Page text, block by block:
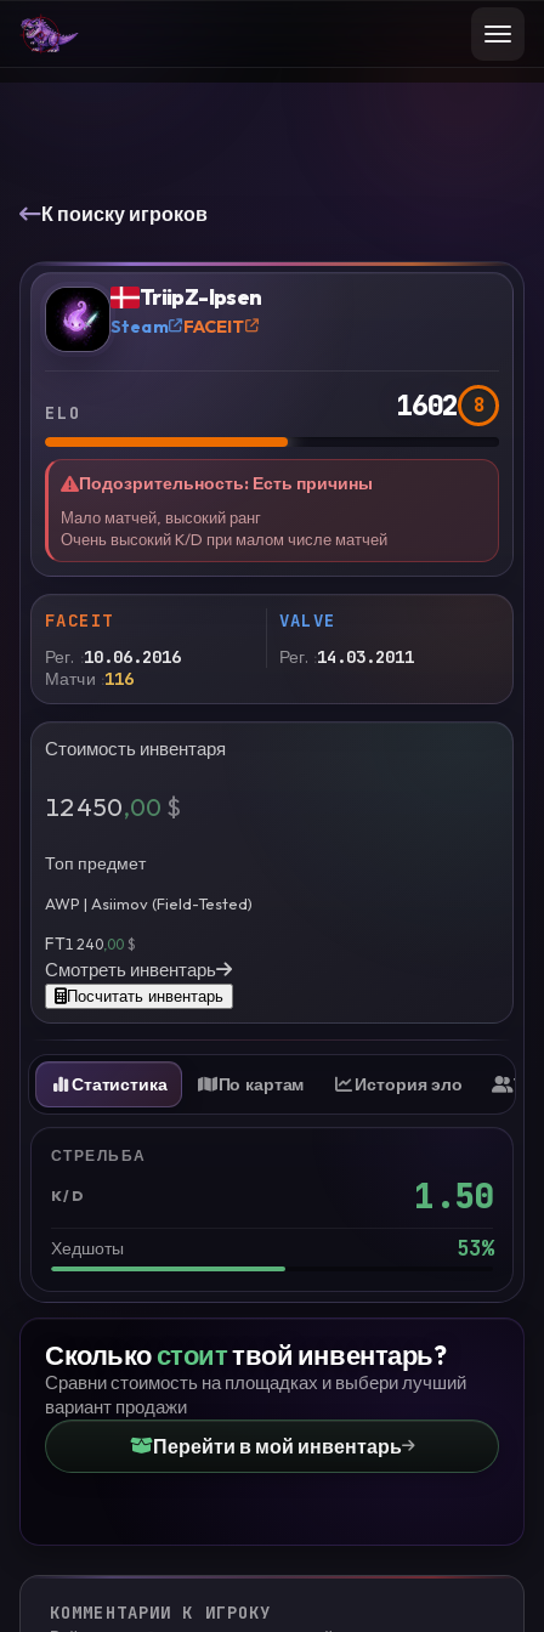
К поиску игроков
? TriipZ-Ipsen
Steam FACEIT
ELO 1602 8
Подозрительность: Есть причины
Мало матчей, высокий ранг
Очень высокий K/D при малом числе матчей
FACEIT
Рег. 10.06.2016
Матчи 116
VALVE
Рег. 14.03.2011
Стоимость инвентаря
12 450,00 $
Топ предмет
AWP | Asiimov (Field-Tested)
FT1 240 ,00 $
Смотреть инвентарь
Посчитать инвентарь
Статистика По картам История эло
СТРЕЛЬБА
K/D 1.50
Хедшоты 53%
Сколькостоиттвой инвентарь?
Сравни стоимость на площадках и выбери лучший
вариант продажи
Перейти в мой инвентарь
КОММЕНТАРИИ К ИГРОКУ